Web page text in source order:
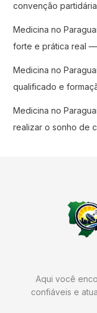
convenção
Medicina no
forte e prática real —
Medicina no
qualificado e
Medicina no
realizar o sonho de
Aqui você
confiáveis e